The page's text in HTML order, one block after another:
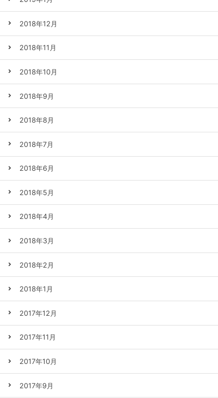
2018年12月
2018年11月
2018年10月
2018年9月
2018年8月
2018年7月
2018年6月
2018年5月
2018年4月
2018年3月
2018年2月
2018年1月
2017年12月
2017年11月
2017年10月
2017年9月